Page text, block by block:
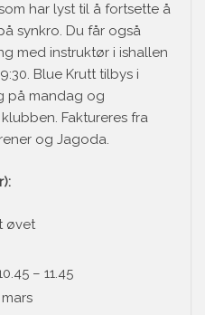
har lyst til å fortsette å
synkro. Du får også
med instruktør i ishallen
Blue Krutt tilbys i
på mandag og
Faktureres fra
og Jagoda.
øvet
– 11.45